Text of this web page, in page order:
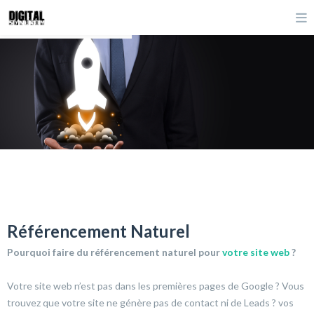
Référencement Naturel
Pourquoi faire du référencement naturel pourvotre site web?
Votre site web n’est pas dans les premières pages de Google ? Vous
trouvez que votre site ne génère pas de contact ni de Leads ? vos